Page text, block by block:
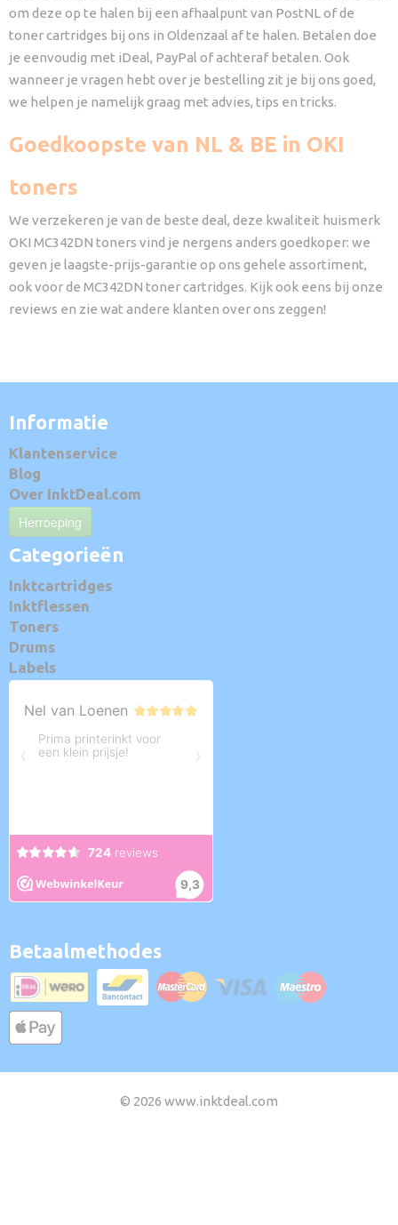
om deze op te halen bij een afhaalpunt van PostNL of de
toner cartridges bij ons in Oldenzaal af te halen. Betalen doe
je eenvoudig met iDeal, PayPal of achteraf betalen. Ook
wanneer je vragen hebt over je bestelling zit je bij ons goed,
we helpen je namelijk graag met advies, tips en tricks.
Goedkoopste van NL & BE in OKI
toners
We verzekeren je van de beste deal, deze kwaliteit huismerk
OKI MC342DN toners vind je nergens anders goedkoper: we
geven je laagste-prijs-garantie op ons gehele assortiment,
ook voor de MC342DN toner cartridges. Kijk ook eens bij onze
reviews en zie wat andere klanten over ons zeggen!
Informatie
Klantenservice
Blog
Over InktDeal.com
Herroeping
Categorieën
Inktcartridges
Inktflessen
Toners
Drums
Labels
Betaalmethodes
© 2026 www.inktdeal.com